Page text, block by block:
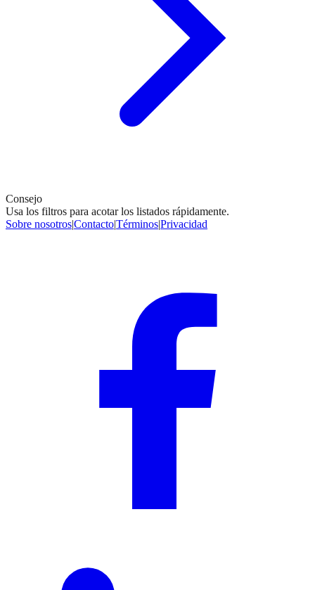
Consejo
Usa los filtros para acotar los listados rápidamente.
Sobre nosotros|Contacto|Términos|Privacidad